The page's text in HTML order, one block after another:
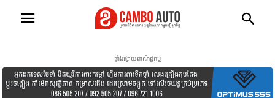
ផ្ទាំងផ្សាយពាណិជ្ជកម្ម